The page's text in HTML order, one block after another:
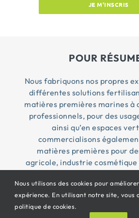
JE M'INSCRIS
POUR
Nous fabriquons nos propres
différentes solutions
matières premières marines à
professionnels, pour des
ainsi qu’en espaces
commercialisons
matières premières pour
agricole, industrie
© Copyright 2026 Penn Ar Bed
Mentions
Nous utilisons des cookies pour
expérience. En utilisant notre site, vous
politique de cookies.